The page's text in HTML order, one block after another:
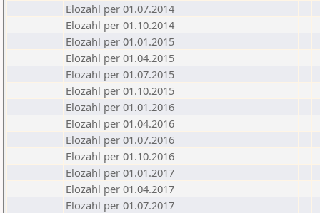
Elozahl per 01.07.2014
Elozahl per 01.10.2014
Elozahl per 01.01.2015
Elozahl per 01.04.2015
Elozahl per 01.07.2015
Elozahl per 01.10.2015
Elozahl per 01.01.2016
Elozahl per 01.04.2016
Elozahl per 01.07.2016
Elozahl per 01.10.2016
Elozahl per 01.01.2017
Elozahl per 01.04.2017
Elozahl per 01.07.2017